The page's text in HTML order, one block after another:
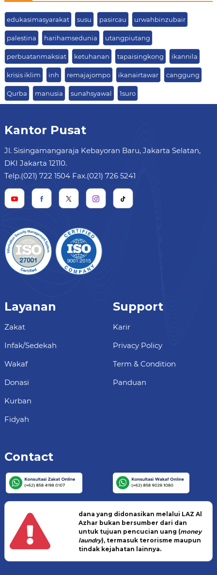
edukasimasyarakat susu pasircau urwahbinzubair
palestina harihamsedunia utangpiutang
perbuatanmaksiat ketuhanan tapaisingkong ikannila
krisis iklim inh remajajompo ikanairtawar canggung
Qurba manusia sunahsyawal 1suro
Kantor Pusat
Jl. Sisingamangaraja Kebayoran Baru, Jakarta Selatan,
DKI Jakarta 12110.
Telp.(021) 722 1504 Fax.(021) 726 5241
Layanan
Zakat
Infak/Sedekah
Wakaf
Donasi
Kurban
Fidyah
Support
Karir
Privacy Policy
Term & Condition
Panduan
Contact
dana yang didonasikan melalui LAZ Al
Azhar bukan bersumber dari dan
untuk tujuan pencucian uang (money
laundry), termasuk terorisme maupun
tindak kejahatan lainnya.